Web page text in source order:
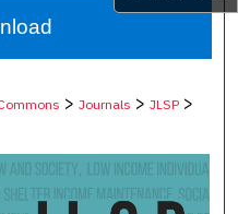
Network™
>Journals >JLSP >